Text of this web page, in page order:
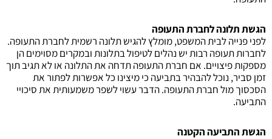
הגשת תלונה לחברת התעופה
לפני פנייה לבית המשפט, מומלץ להגיש תלונה רשמית לחברת התעופה.
לחברות תעופה רבות יש נהלים לטיפול בתלונות ובמקרים מסוימים הן
מספקות פיצויים. אם חברת התעופה תדחה את התלונה או לא תגיב תוך
זמן סביר, נוכל להבהיר בתביעה כי מיצינו כל אפשרות לפתור את
הסכסוך מול חברת התעופה. הדבר עשוי לשפר משמעותית את סיכויי
התביעה.
הגשת התביעה הקטנה